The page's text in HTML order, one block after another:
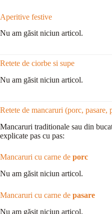
Aperitive festive
Nu am găsit niciun articol.
Retete de ciorbe si supe
Nu am găsit niciun articol.
Retete de mancaruri (porc, pasare,
Mancaruri traditionale sau din
explicate pas cu pas:
Mancaruri cu carne de porc
Nu am găsit niciun articol.
Mancaruri cu carne de pasare
Nu am găsit niciun articol.